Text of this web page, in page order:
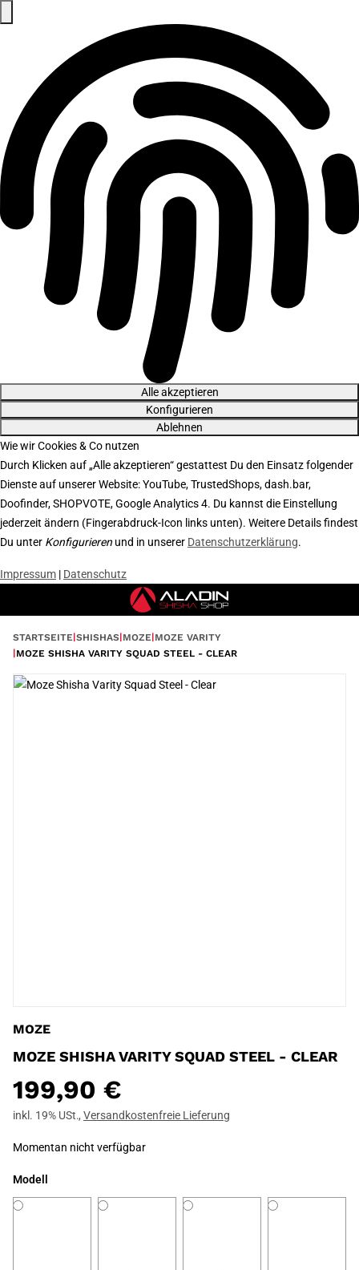
Alle akzeptieren
Konfigurieren
Ablehnen
Wie wir Cookies & Co nutzen
Durch Klicken auf „Alle akzeptieren“ gestattest Du den Einsatz folgender
Dienste auf unserer Website: YouTube, TrustedShops, dash.bar,
Doofinder, SHOPVOTE, Google Analytics 4. Du kannst die Einstellung
jederzeit ändern (Fingerabdruck-Icon links unten). Weitere Details findest
Du unter Konfigurieren und in unserer Datenschutzerklärung.
Impressum | Datenschutz
STARTSEITE SHISHAS MOZE MOZE VARITY
MOZE SHISHA VARITY SQUAD STEEL - CLEAR
MOZE
MOZE SHISHA VARITY SQUAD STEEL - CLEAR
199,90 €
inkl. 19% USt., Versandkostenfreie Lieferung
Momentan nicht verfügbar
Modell